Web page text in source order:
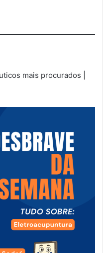
mais procurados |